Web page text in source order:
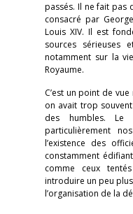
passés. Il ne fait pas
consacré par
Louis XIV. Il est
sources sérieuses
notamment sur la
Royaume.
C’est un point de
on avait trop
des humbles. Le
particulièrement
l’existence des
constamment
comme ceux
introduire un peu
l’organisation de la